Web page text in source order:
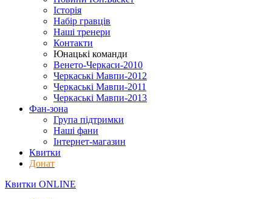
Історія
Набір гравців
Наші тренери
Контакти
Юнацькі команди
Венето-Черкаси-2010
Черкаські Мавпи-2012
Черкаські Мавпи-2011
Черкаські Мавпи-2013
Фан-зона
Група підтримки
Наші фани
Інтернет-магазин
Квитки
Донат
Квитки ONLINE